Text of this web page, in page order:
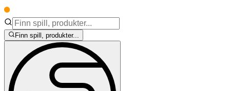
Finn spill, produkter...